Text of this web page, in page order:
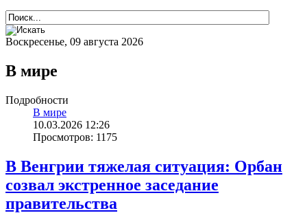
Воскресенье, 09 августа 2026
В мире
Подробности
В мире
10.03.2026 12:26
Просмотров: 1175
В Венгрии тяжелая ситуация: Орбан
созвал экстренное заседание
правительства